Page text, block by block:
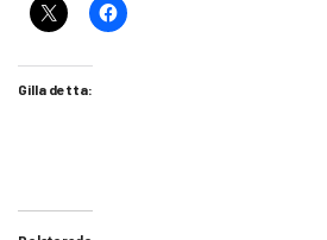
Gilla detta: